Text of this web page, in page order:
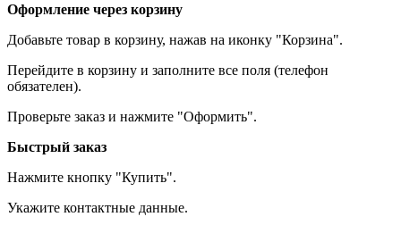
Оформление через корзину
Добавьте товар в корзину, нажав на иконку "Корзина".
Перейдите в корзину и заполните все поля (телефон
обязателен).
Проверьте заказ и нажмите "Оформить".
Быстрый заказ
Нажмите кнопку "Купить".
Укажите контактные данные.